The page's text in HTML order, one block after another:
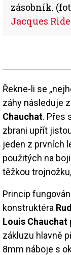
zásobník.
Jacques
Řekne-li se
záhy následuje
Chauchat. Přes
zbrani upřít
jeden z prvních
použitých na
těžkou
Princip
konstruktéra
Louis Chauchat
zákluzu hlavně
8mm náboje s